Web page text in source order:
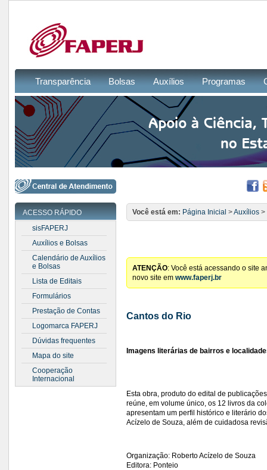
Transparência Bolsas Auxílios Programas
ACESSO RÁPIDO
sisFAPERJ
Auxílios e Bolsas
Calendário de Auxílios
e Bolsas
Lista de Editais
Formulários
Prestação de Contas
Logomarca FAPERJ
Dúvidas frequentes
Mapa do site
Cooperação
Internacional
Você está em: Página Inicial >Auxílios >
ATENÇÃO: Você está acessando o site
novo site em www.faperj.br
Cantos do Rio
Imagens literárias de bairros e
Esta obra, produto do edital de
reúne, em volume único, os 12 livros da
apresentam um perfil histórico e literário
Acízelo de Souza, além de cuidadosa
Organização: Roberto Acízelo de Souza
Editora: Ponteio